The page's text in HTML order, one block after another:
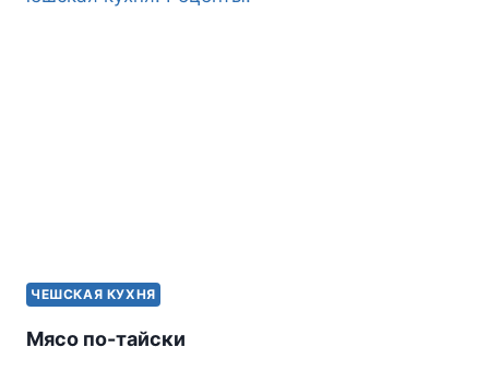
ЧЕШСКАЯ КУХНЯ
Мясо по-тайски